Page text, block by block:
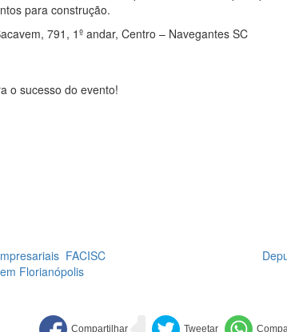
para construção.
791, 1º andar, Centro – Navegantes SC
o sucesso do evento!
FACISC
Florianópolis